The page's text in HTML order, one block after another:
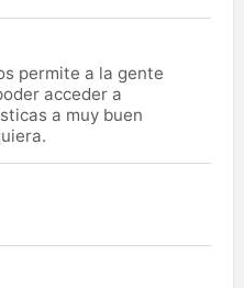
permite a la gente
acceder a
a muy buen